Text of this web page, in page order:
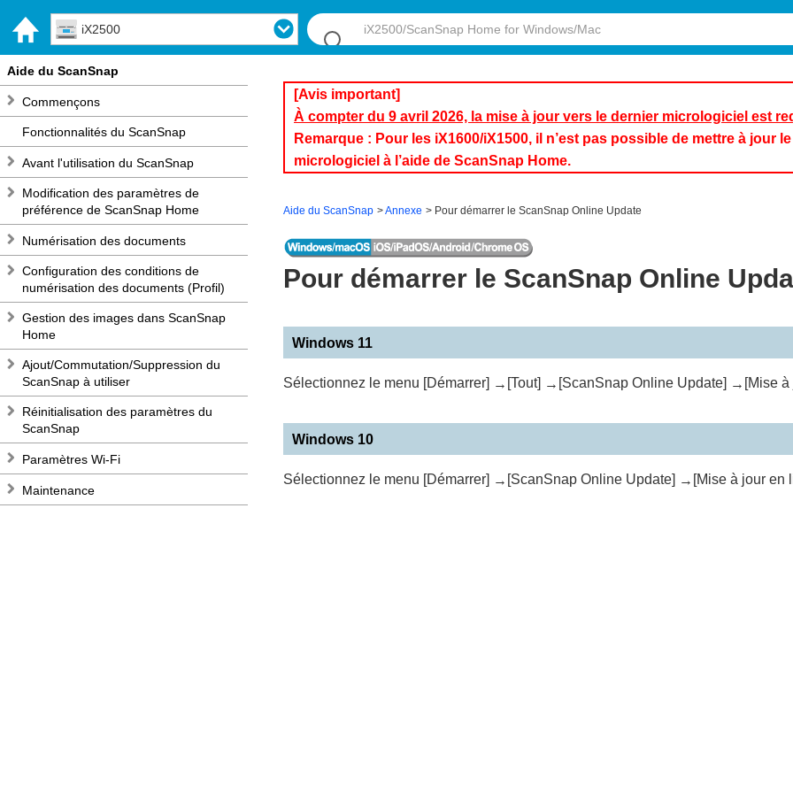
iX2500
Aide du ScanSnap
Commençons
Fonctionnalités du ScanSnap
Avant l'utilisation du ScanSnap
Modification des paramètres de
préférence de ScanSnap Home
Numérisation des documents
Configuration des conditions de
numérisation des documents (Profil)
Gestion des images dans ScanSnap
Home
Ajout/Commutation/Suppression du
ScanSnap à utiliser
Réinitialisation des paramètres du
ScanSnap
Paramètres Wi-Fi
Maintenance
[Avis important]
À compter du 9 avril 2026, la mise à jour vers le dernier micrologiciel est
Remarque : Pour les iX1600/iX1500, il n’est pas possible de mettre à jour
micrologiciel à l’aide de ScanSnap Home.
Aide du ScanSnap Annexe Pour démarrer le ScanSnap Online Update
Pour démarrer le ScanSnap Online
Windows 11
Sélectionnez le menu [Démarrer] → [Tout] → [ScanSnap Online Update] → [Mise
Windows 10
Sélectionnez le menu [Démarrer] → [ScanSnap Online Update] → [Mise à jour en